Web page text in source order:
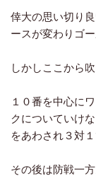
倖大の思い切り
ースが変わりゴー
しかしここから
１０番を中心に
クについていけ
をあわされ３対
その後は防戦一方